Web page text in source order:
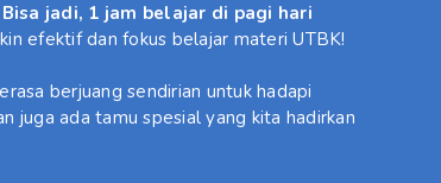
Bisa jadi, 1 jam belajar di pagi hari
efektif dan fokus belajar materi UTBK!
berjuang sendirian untuk hadapi
juga ada tamu spesial yang kita hadirkan